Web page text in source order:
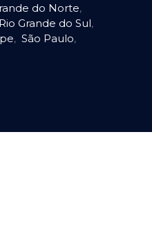
do Norte,
Rio Grande do Sul,
, São Paulo,